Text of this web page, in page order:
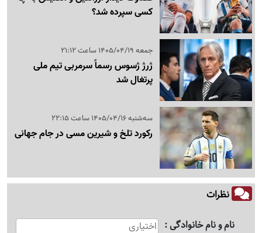
کسی سپرده شد؟
جمعه 1405/04/19 ساعت 21:12
ژرژ ژسوس رسماً سرمربی تیم ملی
پرتغال شد
سه‌شنبه 1405/04/16 ساعت 22:15
رکورد تلخ و شیرین مسی در جام جهانی
نظرات
نام و نام خانوادگی